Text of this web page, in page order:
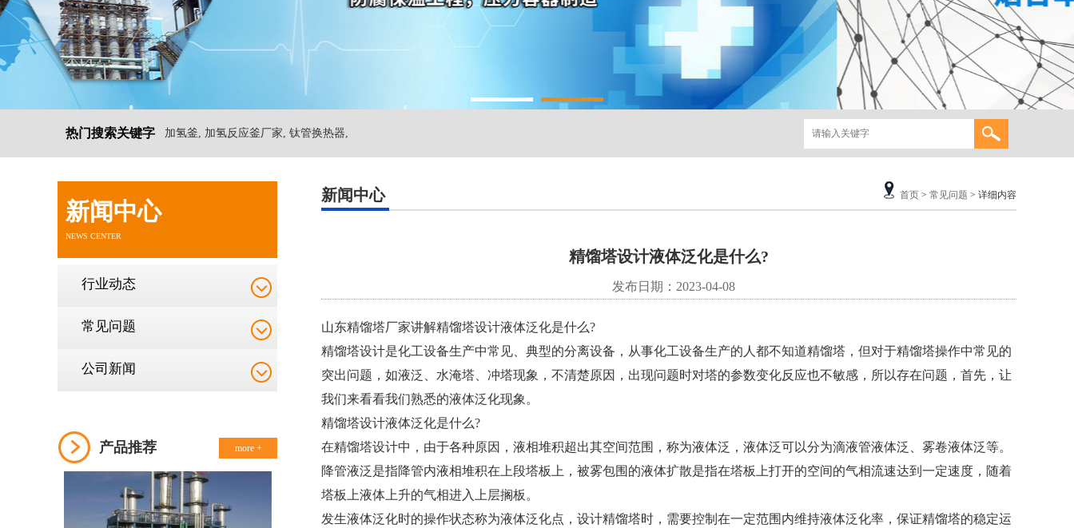
热门搜索关键字 加氢釜, 加氢反应釜厂家, 钛管换热器,
新闻中心
NEWS CENTER
行业动态
常见问题
公司新闻
产品推荐 more +
新闻中心 首页 > 常见问题 > 详细内容
精馏塔设计液体泛化是什么?
发布日期：2023-04-08
山东精馏塔厂家讲解精馏塔设计液体泛化是什么?
精馏塔设计是化工设备生产中常见、典型的分离设备，从事化工设备生产的人都不知道精馏塔，但对于精馏塔操作中常见的
突出问题，如液泛、水淹塔、冲塔现象，不清楚原因，出现问题时对塔的参数变化反应也不敏感，所以存在问题，首先，让
我们来看看我们熟悉的液体泛化现象。
精馏塔设计液体泛化是什么?
在精馏塔设计中，由于各种原因，液相堆积超出其空间范围，称为液体泛，液体泛可以分为滴液管液体泛、雾卷液体泛等。
降管液泛是指降管内液相堆积在上段塔板上，被雾包围的液体扩散是指在塔板上打开的空间的气相流速达到一定速度，随着
塔板上液体上升的气相进入上层搁板。
发生液体泛化时的操作状态称为液体泛化点，设计精馏塔时，需要控制在一定范围内维持液体泛化率，保证精馏塔的稳定运